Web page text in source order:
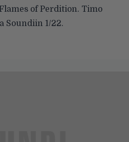
of Perdition. Timo
Soundiin 1/22.